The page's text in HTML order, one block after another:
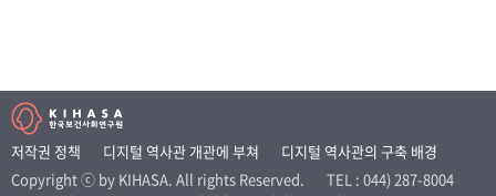
저작권 정책 디지털 역사관 개관에 부쳐
디지털 역사관의 구축 배경
Copyright ⓒ by KIHASA. All rights Reserved.
TEL : 044) 287-8004